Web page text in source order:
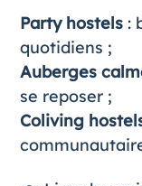
Party hostels:
quotidiens ;
Auberges
se reposer ;
Coliving